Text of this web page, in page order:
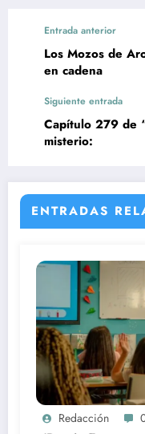
Entrada anterior
Los Mozos de
en cadena
Siguiente entrada
Capítulo 279 de
misterio:
ENTRADAS
Redacción